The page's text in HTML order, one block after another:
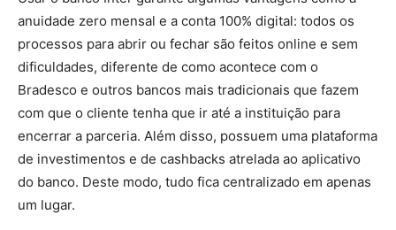
anuidade zero mensal e a conta 100% digital: todos os
processos para abrir ou fechar são feitos online e sem
dificuldades, diferente de como acontece com o
Bradesco e outros bancos mais tradicionais que fazem
com que o cliente tenha que ir até a instituição para
encerrar a parceria. Além disso, possuem uma plataforma
de investimentos e de cashbacks atrelada ao aplicativo
do banco. Deste modo, tudo fica centralizado em apenas
um lugar.